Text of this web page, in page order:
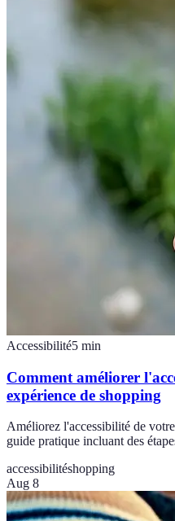
Accessibilité5 min
Comment améliorer
expérience de shopping
Améliorez l'accessibilité de
guide pratique incluant des
accessibilitéshopping
Aug 8